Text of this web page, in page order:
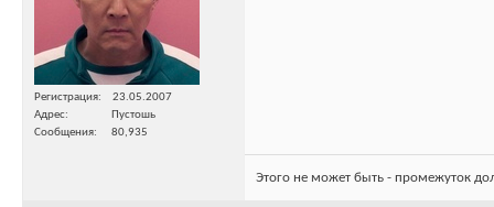
Регистрация
23.05.2007
Адрес
Пустошь
Сообщения
80,935
Этого не может быть - промежуток